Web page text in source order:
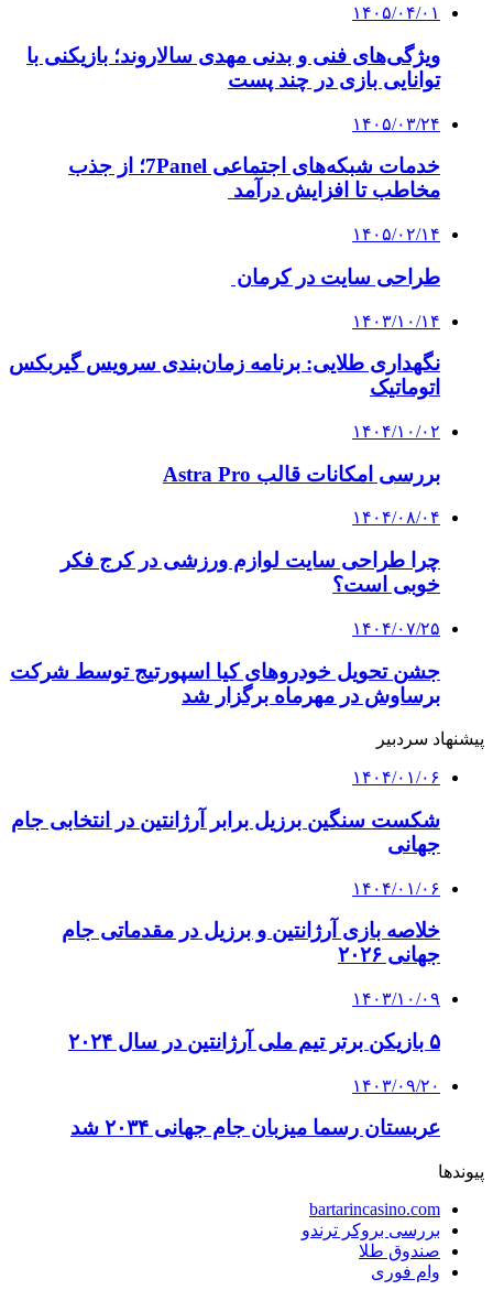
۱۴۰۵/۰۴/۰۱
ویژگی‌های فنی و بدنی مهدی سالاروند؛ بازیکنی با
توانایی بازی در چند پست
۱۴۰۵/۰۳/۲۴
خدمات شبکه‌های اجتماعی 7Panel؛ از جذب
مخاطب تا افزایش درآمد
۱۴۰۵/۰۲/۱۴
طراحی سایت در کرمان
۱۴۰۳/۱۰/۱۴
نگهداری طلایی: برنامه زمان‌بندی سرویس گیربکس
اتوماتیک
۱۴۰۴/۱۰/۰۲
بررسی امکانات قالب Astra Pro
۱۴۰۴/۰۸/۰۴
چرا طراحی سایت لوازم ورزشی در کرج فکر
خوبی است؟
۱۴۰۴/۰۷/۲۵
جشن تحویل خودروهای کیا اسپورتیج توسط شرکت
برساوش در مهرماه برگزار شد
پیشنهاد سردبیر
۱۴۰۴/۰۱/۰۶
شکست سنگین برزیل برابر آرژانتین در انتخابی جام
جهانی
۱۴۰۴/۰۱/۰۶
خلاصه بازی آرژانتین و برزیل در مقدماتی جام
جهانی ۲۰۲۶
۱۴۰۳/۱۰/۰۹
۵ بازیکن برتر تیم ملی آرژانتین در سال ۲۰۲۴
۱۴۰۳/۰۹/۲۰
عربستان رسما میزبان جام جهانی ۲۰۳۴ شد
پیوندها
bartarincasino.com
بررسی بروکر ترندو
صندوق طلا
وام فوری